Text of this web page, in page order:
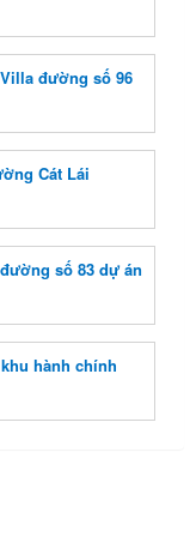
đường số 96
Cát Lái
số 83 dự án
hành chính